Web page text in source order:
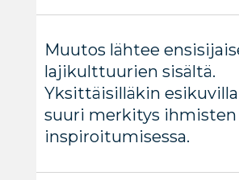
Muutos lähtee
lajikulttuurien sisältä.
Yksittäisilläkin
suuri merkitys ihmisten
inspiroitumisessa.